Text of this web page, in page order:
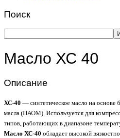
Поиск
Масло ХС 40
Описание
ХС-40 — синтетическое масло на основе
масла (ПАОМ). Используется для
типов, работающих в диапазоне
Масло ХС-40 обладает высокой